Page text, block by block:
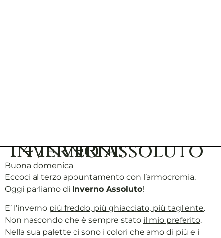
I 4 inverni: Inverno Assoluto
Buona domenica!
Eccoci al terzo appuntamento con l’armocromia.
Oggi parliamo di Inverno Assoluto!
E’ l’inverno più freddo, più ghiacciato, più tagliente.
Non nascondo che è sempre stato il mio preferito.
Nella sua palette ci sono i colori che amo di più e i